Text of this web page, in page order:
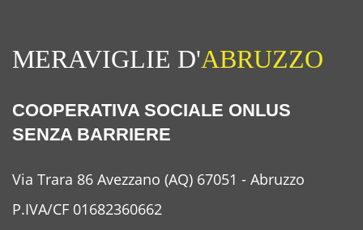
MERAVIGLIE D'ABRUZZO
COOPERATIVA SOCIALE ONLUS
SENZA BARRIERE
Via Trara 86 Avezzano (AQ) 67051 - Abruzzo
P.IVA/CF 01682360662